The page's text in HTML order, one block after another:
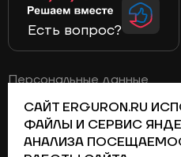
Есть вопрос?
Персональные данные
Политика
ТелеграмВконтактеДзен
САЙТ ERGURON.RU
ФАЙЛЫ И СЕРВИС
АНАЛИЗА